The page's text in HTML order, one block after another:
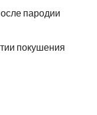
пародии
покушения